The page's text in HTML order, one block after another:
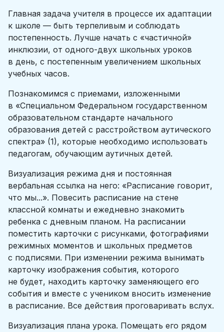
Главная задача учителя в процессе их адаптации
к школе — быть терпеливым и соблюдать
постепенность. Лучше начать с «частичной»
инклюзии, от одного-двух школьных уроков
в день, с постепенным увеличением школьных
учебных часов.
Познакомимся с приемами, изложенными
в «Специальном Федеральном государственном
образовательном стандарте начального
образования детей с расстройством аутического
спектра» (1), которые необходимо использовать
педагогам, обучающим аутичных детей.
Визуализация режима дня и постоянная
вербальная ссылка на него: «Расписание говорит,
что мы...». Повесить расписание на стене
классной комнаты и ежедневно знакомить
ребенка с дневным планом. На расписании
поместить карточки с рисунками, фотографиями
режимных моментов и школьных предметов
с подписями. При изменении режима вынимать
карточку изображения события, которого
не будет, находить карточку заменяющего его
события и вместе с учеником вносить изменение
в расписание. Все действия проговаривать вслух.
Визуализация плана урока. Помещать его рядом